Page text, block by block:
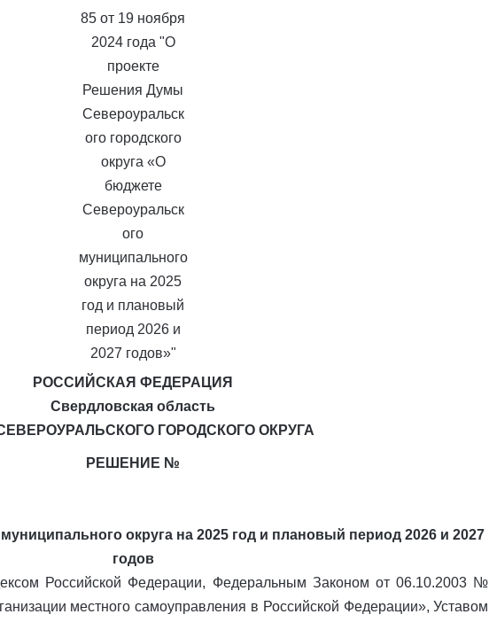
РОССИЙСКАЯ ФЕДЕРАЦИЯ
Свердловская область
ГОРОДСКОГО ОКРУГА
РЕШЕНИЕ №
округа на 2025 год и плановый период 2026 и 2027
годов
Российской Федерации, Федеральным Законом от 06.10.2003 №
местного самоуправления в Российской Федерации», Уставом